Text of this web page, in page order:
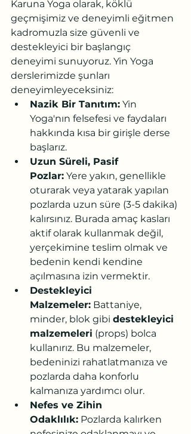
Karuna Yoga olarak, köklü
geçmişimiz ve deneyimli eğitmen
kadromuzla size güvenli ve
destekleyici bir başlangıç
deneyimi sunuyoruz. Yin Yoga
derslerimizde şunları
deneyimleyeceksiniz:
Nazik Bir Tanıtım: Yin
Yoga'nın felsefesi ve faydaları
hakkında kısa bir girişle derse
başlarız.
Uzun Süreli, Pasif
Pozlar: Yere yakın, genellikle
oturarak veya yatarak yapılan
pozlarda uzun süre (3-5 dakika)
kalırsınız. Burada amaç kasları
aktif olarak kullanmak değil,
yerçekimine teslim olmak ve
bedenin kendi kendine
açılmasına izin vermektir.
Destekleyici
Malzemeler: Battaniye,
minder, blok gibi destekleyici
malzemeleri (props) bolca
kullanırız. Bu malzemeler,
bedeninizi rahatlatmanıza ve
pozlarda daha konforlu
kalmanıza yardımcı olur.
Nefes ve Zihin
Odaklılık: Pozlarda kalırken